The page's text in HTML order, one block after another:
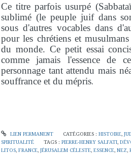
Ce titre parfois usurpé
sublimé (le peuple juif dans
sous d'autres vocables dans
pour les chrétiens et
du monde. Ce petit essai
comme jamais l'essence de
personnage tant attendu mais
souffrance et du mépris.
LIEN PERMANENT CATÉGORIES : HISTOIRE,
SPIRITUALITÉ
TAGS :PIERRE-HENRY SALFATI,
LITOS, FRANCE, JÉRUSALEM CÉLESTE, ESSENCE, NEZ,